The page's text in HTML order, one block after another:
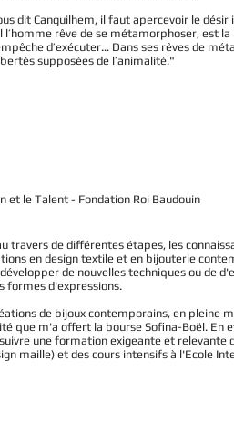
dit Canguilhem, il faut apercevoir le désir
rêve de se métamorphoser, est la
d’exécuter… Dans ses rêves de
supposées de l’animalité."
et le Talent - Fondation Roi Baudouin
travers de différentes étapes, les
en design textile et en bijouterie
de nouvelles techniques ou de
formes d'expressions.
de bijoux contemporains, en pleine
que m'a offert la bourse Sofina-Boël. En
une formation exigeante et relevante
maille) et des cours intensifs à l'Ecole